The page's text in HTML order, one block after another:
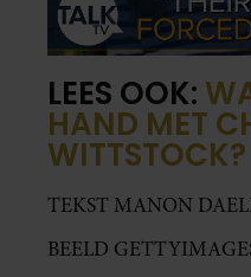
LEES OOK:
HAND MET
WITTSTOCK?
TEKST MANON
BEELD